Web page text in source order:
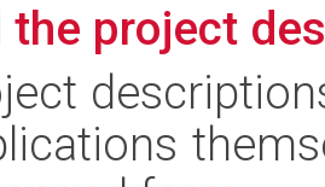
the project